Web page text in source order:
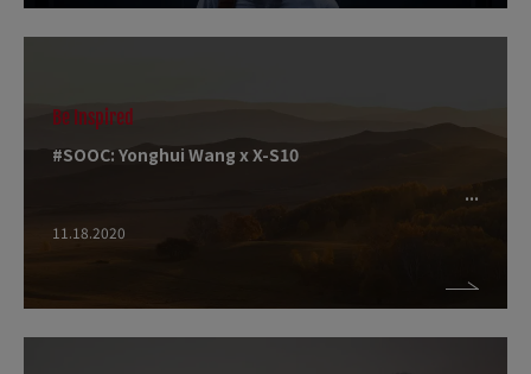
Be Inspired
#SOOC: Yonghui Wang x X-S10
11.18.2020